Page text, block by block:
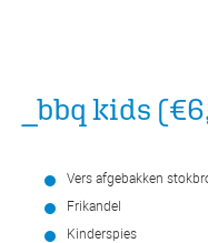
_bbq kids
Vers afgebakken
Frikandel
Kinderspies